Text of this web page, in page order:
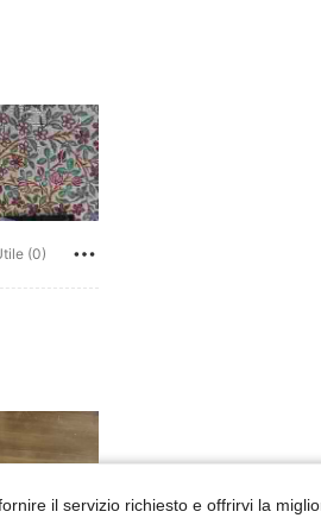
(0)
il servizio richiesto e offrirvi la